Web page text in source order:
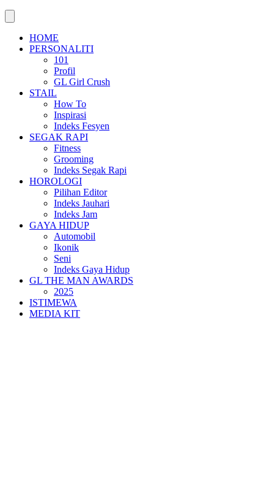
HOME
PERSONALITI
101
Profil
GL Girl Crush
STAIL
How To
Inspirasi
Indeks Fesyen
SEGAK RAPI
Fitness
Grooming
Indeks Segak Rapi
HOROLOGI
Pilihan Editor
Indeks Jauhari
Indeks Jam
GAYA HIDUP
Automobil
Ikonik
Seni
Indeks Gaya Hidup
GL THE MAN AWARDS
2025
ISTIMEWA
MEDIA KIT